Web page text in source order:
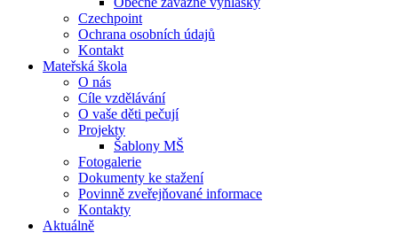
Czechpoint
Ochrana osobních údajů
Kontakt
Mateřská škola
O nás
Cíle vzdělávání
O vaše děti pečují
Projekty
Šablony MŠ
Fotogalerie
Dokumenty ke stažení
Povinně zveřejňované informace
Kontakty
Aktuálně